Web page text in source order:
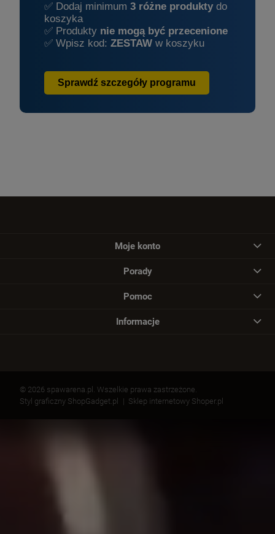
✅ Dodaj minimum 3 różne produkty do
koszyka
✅ Produkty nie mogą być przecenione
✅ Wpisz kod: ZESTAW w koszyku
Sprawdź szczegóły programu
Moje konto
Porady
Pomoc
Informacje
© 2026 spawarena.pl. Wszelkie prawa zastrzeżone.
Styl graficzny ShopGadget.pl
Sklep internetowy Shoper.pl